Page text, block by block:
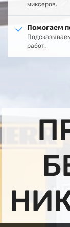
миксеров.
Помогаем
работ.